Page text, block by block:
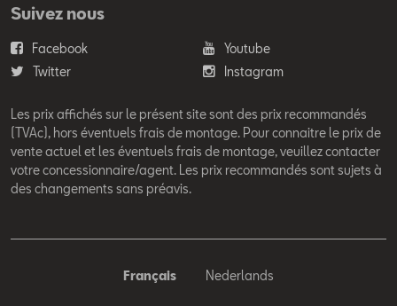
Suivez nous
Facebook
Youtube
Twitter
Instagram
Les prix affichés sur le présent site sont des prix recommandés
(TVAc), hors éventuels frais de montage. Pour connaitre le prix de
vente actuel et les éventuels frais de montage, veuillez contacter
votre concessionnaire/agent. Les prix recommandés sont sujets à
des changements sans préavis.
Français Nederlands